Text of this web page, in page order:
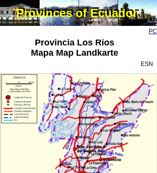
Provincia Los Rios
Mapa Map Landkarte
Provinces of Ecuador
Provinces of Ecuador
ESN
PC